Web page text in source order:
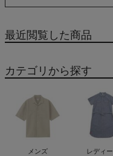
最近閲覧した商品
カテゴリから探す
メンズ
レディ